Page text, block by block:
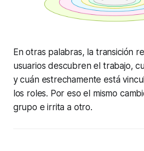
En otras palabras, la transición
usuarios descubren el trabajo,
y cuán estrechamente está
los roles. Por eso el mismo
grupo e irrita a otro.